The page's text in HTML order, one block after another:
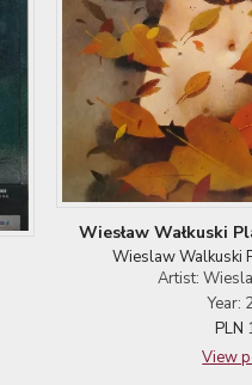
Wiesław Wałkuski
Wieslaw Walkuski
Artist:
Year:
PLN
View